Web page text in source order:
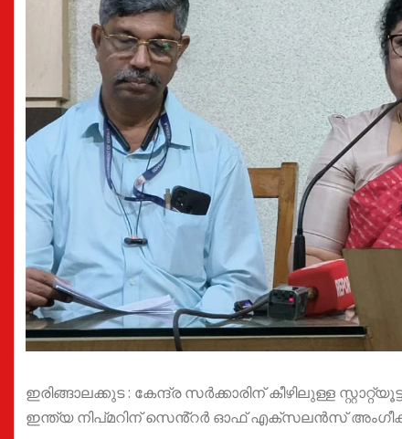
ഇരിങ്ങാലക്കുട : കേന്ദ്ര സര്‍ക്കാരിന് കീഴിലുള്ള
ഇന്ത്യ നിപ്മറിന് സെൻ്റർ ഓഫ് എക്സലൻസ്